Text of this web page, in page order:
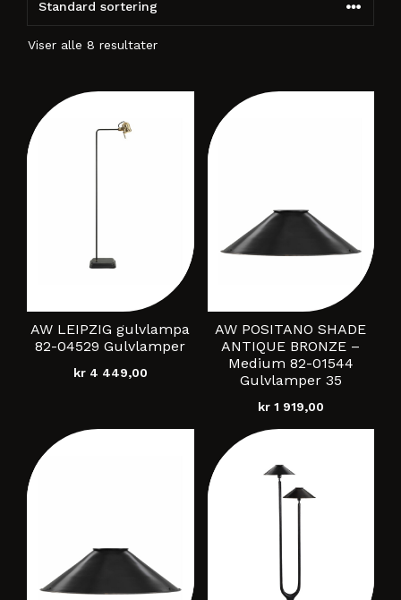
Viser alle 8 resultater
AW LEIPZIG gulvlampa
82-04529 Gulvlamper
kr4 449,00
AW POSITANO SHADE
ANTIQUE BRONZE –
Medium 82-01544
Gulvlamper 35
kr1 919,00